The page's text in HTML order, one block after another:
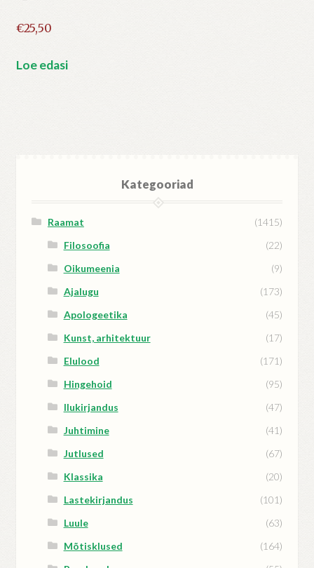
€25,50
Loe edasi
Kategooriad
Raamat
(1415)
Filosoofia
(22)
Oikumeenia
(9)
Ajalugu
(173)
Apologeetika
(45)
Kunst, arhitektuur
(17)
Elulood
(171)
Hingehoid
(95)
Ilukirjandus
(47)
Juhtimine
(41)
Jutlused
(67)
Klassika
(20)
Lastekirjandus
(101)
Luule
(63)
Mõtisklused
(164)